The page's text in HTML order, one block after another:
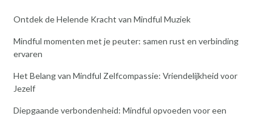
Ontdek de Helende Kracht van Mindful Muziek
Mindful momenten met je peuter: samen rust en verbinding
ervaren
Het Belang van Mindful Zelfcompassie: Vriendelijkheid voor
Jezelf
Diepgaande verbondenheid: Mindful opvoeden voor een